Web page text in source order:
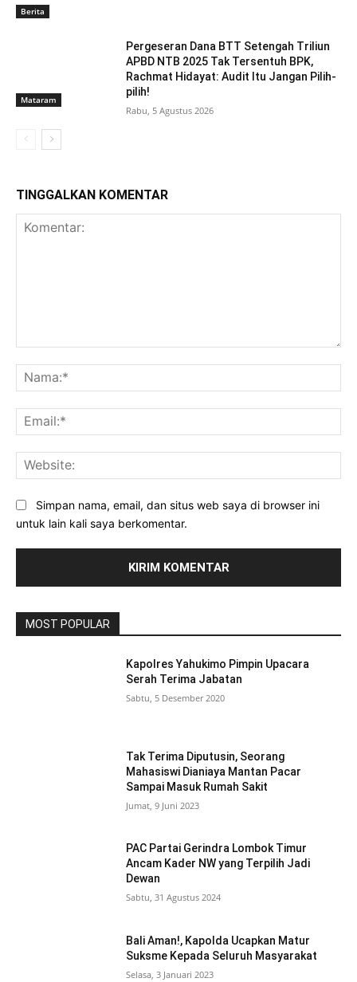
Berita
Mataram
Pergeseran Dana BTT Setengah Triliun
APBD NTB 2025 Tak Tersentuh BPK,
Rachmat Hidayat: Audit Itu Jangan Pilih-
pilih!
Rabu, 5 Agustus 2026
TINGGALKAN KOMENTAR
Simpan nama, email, dan situs web saya di browser ini
untuk lain kali saya berkomentar.
MOST POPULAR
Kapolres Yahukimo Pimpin Upacara
Serah Terima Jabatan
Sabtu, 5 Desember 2020
Tak Terima Diputusin, Seorang
Mahasiswi Dianiaya Mantan Pacar
Sampai Masuk Rumah Sakit
Jumat, 9 Juni 2023
PAC Partai Gerindra Lombok Timur
Ancam Kader NW yang Terpilih Jadi
Dewan
Sabtu, 31 Agustus 2024
Bali Aman!, Kapolda Ucapkan Matur
Suksme Kepada Seluruh Masyarakat
Selasa, 3 Januari 2023